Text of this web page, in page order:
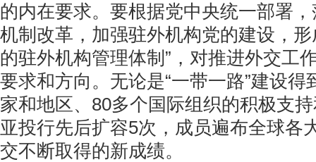
的内在要求。要根据党中央统一部署
机制改革，加强驻外机构党的建设，
的驻外机构管理体制”，对推进外交工
要求和方向。无论是“一带一路”建设得
家和地区、80多个国际组织的积极支
亚投行先后扩容5次，成员遍布全球各
交不断取得的新成绩。